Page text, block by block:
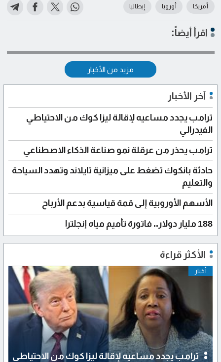
أمريكا أوروبا إيطاليا
اقرأ أيضاً:
مزيد من الأخبار
آخر الأخبار
ترامب يجدد مساعيه لإقالة ليزا كوك من الاحتياطي
الفيدرالي
ترامب يحذر من عرقلة نمو صناعة الذكاء الاصطناعي
حادثة بانكوك تضغط على ميزانية تايلاند وتهدد السياحة
والتعليم
الأسهم الأوروبية إلى قمة قياسية بدعم الأرباح
188 مليار دولار.. فاتورة تأميم مياه إنجلترا
الأكثر قراءة
أخبار
ترامب يجدد مساعيه لإقالة ليزا كوك من الاحتياطي